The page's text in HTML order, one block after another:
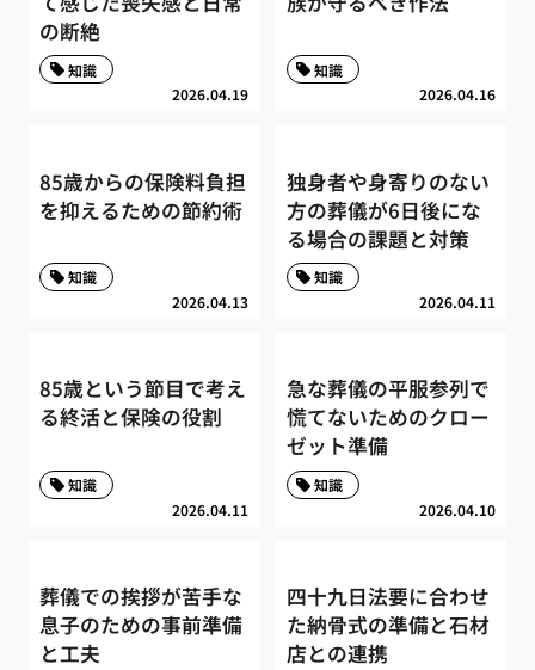
の断絶
2026.04.19
知識
2026.04.16
知識
85歳からの保険料負担
を抑えるための節約術
2026.04.13
知識
独身者や身寄りのない
方の葬儀が6日後にな
る場合の課題と対策
2026.04.11
知識
85歳という節目で考え
る終活と保険の役割
2026.04.11
知識
急な葬儀の平服参列で
慌てないためのクロー
ゼット準備
2026.04.10
知識
葬儀での挨拶が苦手な
息子のための事前準備
と工夫
四十九日法要に合わせ
た納骨式の準備と石材
店との連携